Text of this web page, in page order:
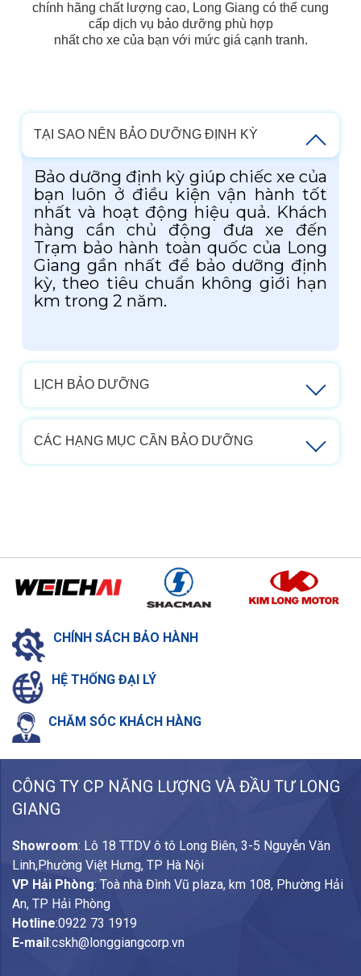
chính hãng chất lượng cao, Long Giang có thể cung
cấp dịch vụ bảo dưỡng phù hợp
nhất cho xe của bạn với mức giá cạnh tranh.
TẠI SAO NÊN BẢO DƯỠNG ĐỊNH KỲ
Bảo dưỡng định kỳ giúp chiếc xe của
bạn luôn ở điều kiện vận hành tốt
nhất và hoạt động hiệu quả. Khách
hàng cần chủ động đưa xe đến
Trạm bảo hành toàn quốc của Long
Giang gần nhất để bảo dưỡng định
kỳ, theo tiêu chuẩn không giới hạn
km trong 2 năm.
LỊCH BẢO DƯỠNG
CÁC HẠNG MỤC CẦN BẢO DƯỠNG
CHÍNH SÁCH BẢO HÀNH
HỆ THỐNG ĐẠI LÝ
CHĂM SÓC KHÁCH HÀNG
CÔNG TY CP NĂNG LƯỢNG VÀ ĐẦU TƯ LONG
GIANG
Showroom: Lô 18 TTDV ô tô Long Biên, 3-5 Nguyễn Văn
Linh,Phường Việt Hưng, TP Hà Nội
VP Hải Phòng: Toà nhà Đình Vũ plaza, km 108, Phường Hải
An, TP Hải Phòng
Hotline:0922 73 1919
E-mail :cskh@longgiangcorp.vn